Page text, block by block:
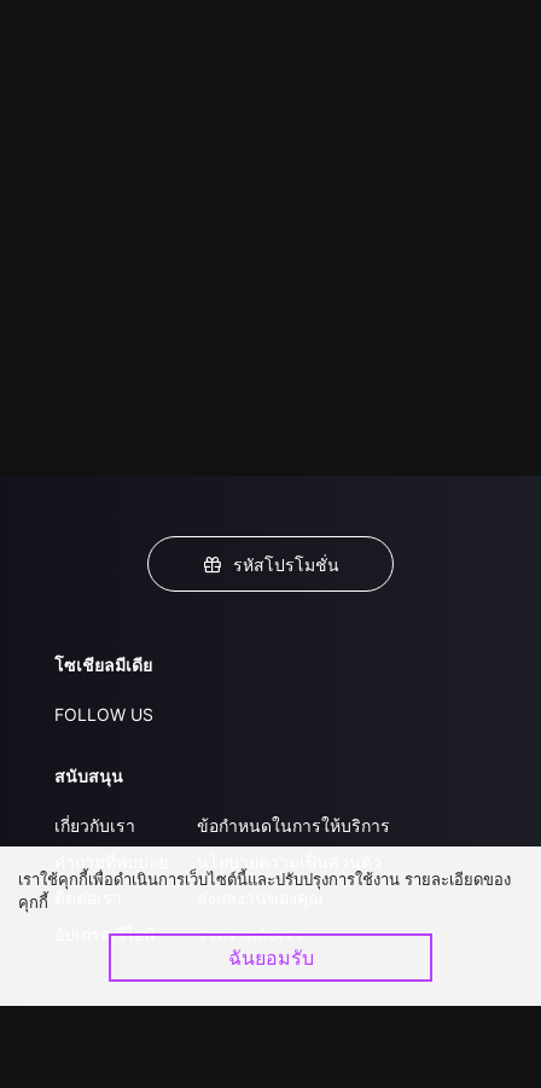
รหัสโปรโมชั่น
โซเชียลมีเดีย
FOLLOW US
สนับสนุน
เกี่ยวกับเรา
อัปเกรด วีไอพี
ข้อกำหนดในการให้บริการ
ร่วมงานกับเรา
เราใช้คุกกี้เพื่อดำเนินการเว็บไซต์นี้และปรับปรุงการใช้งาน รายละเอียดของ
คุกกี้
ฉันยอมรับ